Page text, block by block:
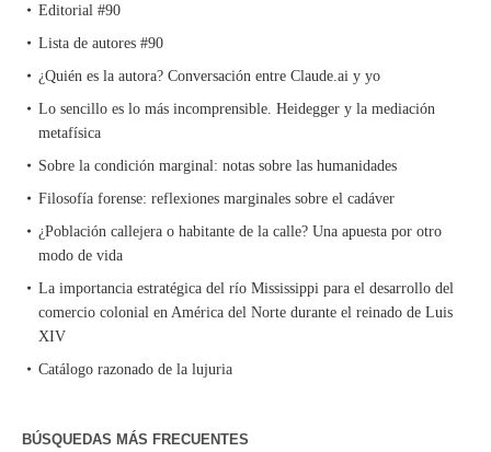
Editorial #90
Lista de autores #90
¿Quién es la autora? Conversación entre Claude.ai y yo
Lo sencillo es lo más incomprensible. Heidegger y la mediación
metafísica
Sobre la condición marginal: notas sobre las humanidades
Filosofía forense: reflexiones marginales sobre el cadáver
¿Población callejera o habitante de la calle? Una apuesta por otro
modo de vida
La importancia estratégica del río Mississippi para el desarrollo del
comercio colonial en América del Norte durante el reinado de Luis
XIV
Catálogo razonado de la lujuria
BÚSQUEDAS MÁS FRECUENTES